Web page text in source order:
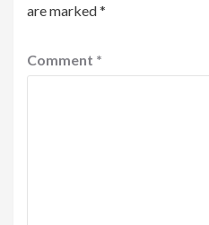
are marked*
Comment *